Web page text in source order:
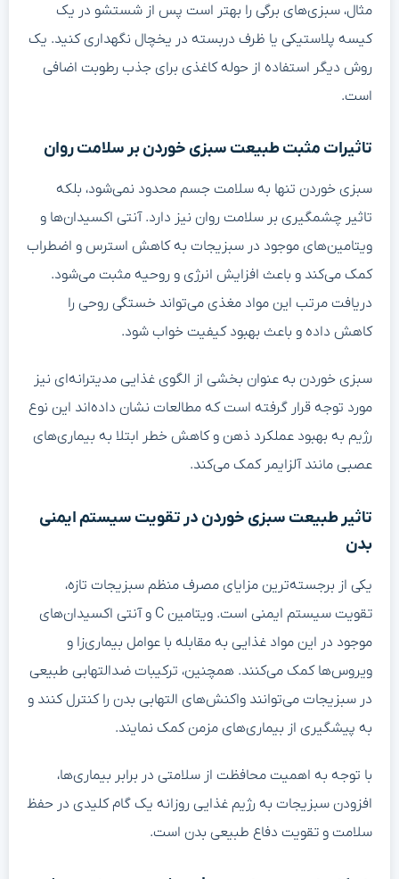
مثال، سبزی‌های برگی را بهتر است پس از شستشو در یک
کیسه پلاستیکی یا ظرف دربسته در یخچال نگهداری کنید. یک
روش دیگر استفاده از حوله کاغذی برای جذب رطوبت اضافی
است.
تاثیرات مثبت طبیعت سبزی خوردن بر سلامت روان
سبزی خوردن تنها به سلامت جسم محدود نمی‌شود، بلکه
تاثیر چشمگیری بر سلامت روان نیز دارد. آنتی اکسیدان‌ها و
ویتامین‌های موجود در سبزیجات به کاهش استرس و اضطراب
کمک می‌کند و باعث افزایش انرژی و روحیه مثبت می‌شود.
دریافت مرتب این مواد مغذی می‌تواند خستگی روحی را
کاهش داده و باعث بهبود کیفیت خواب شود.
سبزی خوردن به عنوان بخشی از الگوی غذایی مدیترانه‌ای نیز
مورد توجه قرار گرفته است که مطالعات نشان داده‌اند این نوع
رژیم به بهبود عملکرد ذهن و کاهش خطر ابتلا به بیماری‌های
عصبی مانند آلزایمر کمک می‌کند.
تاثیر طبیعت سبزی خوردن در تقویت سیستم ایمنی
بدن
یکی از برجسته‌ترین مزایای مصرف منظم سبزیجات تازه،
تقویت سیستم ایمنی است. ویتامین C و آنتی اکسیدان‌های
موجود در این مواد غذایی به مقابله با عوامل بیماری‌زا و
ویروس‌ها کمک می‌کنند. همچنین، ترکیبات ضدالتهابی طبیعی
در سبزیجات می‌توانند واکنش‌های التهابی بدن را کنترل کنند و
به پیشگیری از بیماری‌های مزمن کمک نمایند.
با توجه به اهمیت محافظت از سلامتی در برابر بیماری‌ها،
افزودن سبزیجات به رژیم غذایی روزانه یک گام کلیدی در حفظ
سلامت و تقویت دفاع طبیعی بدن است.